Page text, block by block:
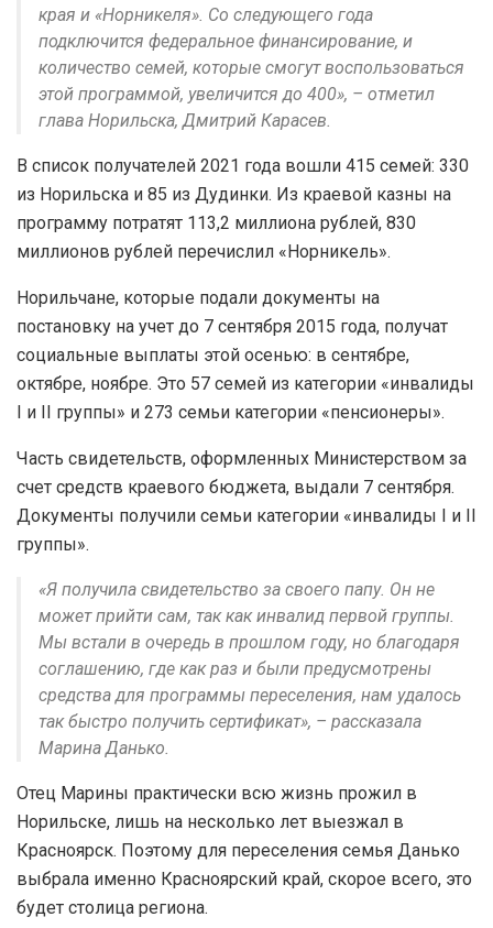
края и «Норникеля». Со следующего года
подключится федеральное финансирование, и
количество семей, которые смогут воспользоваться
этой программой, увеличится до 400», – отметил
глава Норильска, Дмитрий Карасев.
В список получателей 2021 года вошли 415 семей: 330
из Норильска и 85 из Дудинки. Из краевой казны на
программу потратят 113,2 миллиона рублей, 830
миллионов рублей перечислил «Норникель».
Норильчане, которые подали документы на
постановку на учет до 7 сентября 2015 года, получат
социальные выплаты этой осенью: в сентябре,
октябре, ноябре. Это 57 семей из категории «инвалиды
I и II группы» и 273 семьи категории «пенсионеры».
Часть свидетельств, оформленных Министерством за
счет средств краевого бюджета, выдали 7 сентября.
Документы получили семьи категории «инвалиды I и II
группы».
«Я получила свидетельство за своего папу. Он не
может прийти сам, так как инвалид первой группы.
Мы встали в очередь в прошлом году, но благодаря
соглашению, где как раз и были предусмотрены
средства для программы переселения, нам удалось
так быстро получить сертификат», – рассказала
Марина Данько.
Отец Марины практически всю жизнь прожил в
Норильске, лишь на несколько лет выезжал в
Красноярск. Поэтому для переселения семья Данько
выбрала именно Красноярский край, скорое всего, это
будет столица региона.